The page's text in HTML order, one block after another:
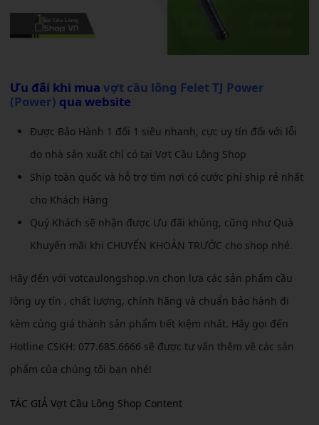
Ưu đãi khi mua vợt cầu lông Felet TJ Power
(Power) qua website
Được Bảo Hành 1 đổi 1 siêu nhanh, cực uy tín đối với lỗi
do nhà sản xuất chỉ có tại Vợt Cầu Lông Shop
Ship toàn quốc và hỗ trợ tìm nơi có cước phí ship rẻ nhất
cho Khách Hàng
Quý Khách sẽ nhận được Ưu đãi khủng, cũng như Quà
Khuyến mãi khi CHUYỂN KHOẢN TRƯỚC cho shop nhé.
Hãy đến với votcaulongshop.vn chọn lựa các sản phẩm cầu
lông uy tín , chất lượng, chính hãng và chuẩn bảo hành đi
kèm cùng giá thành sản phẩm tiết kiệm nhất. Hãy gọi đến
Hotline CSKH: 077.685.6666 sẽ được tư vấn thêm về các sản
phẩm của chúng tôi bạn nhé!
TÁC GIẢ Vợt Cầu Lông Shop Content